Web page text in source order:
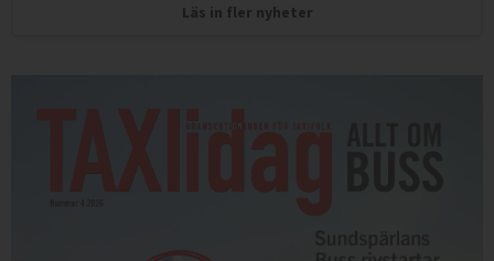
Läs in fler nyheter